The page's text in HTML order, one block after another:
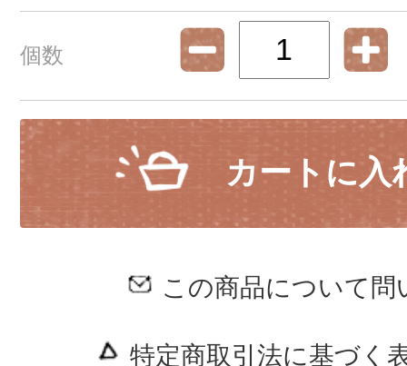
個数
カートに入
この商品について問
特定商取引法に基づく